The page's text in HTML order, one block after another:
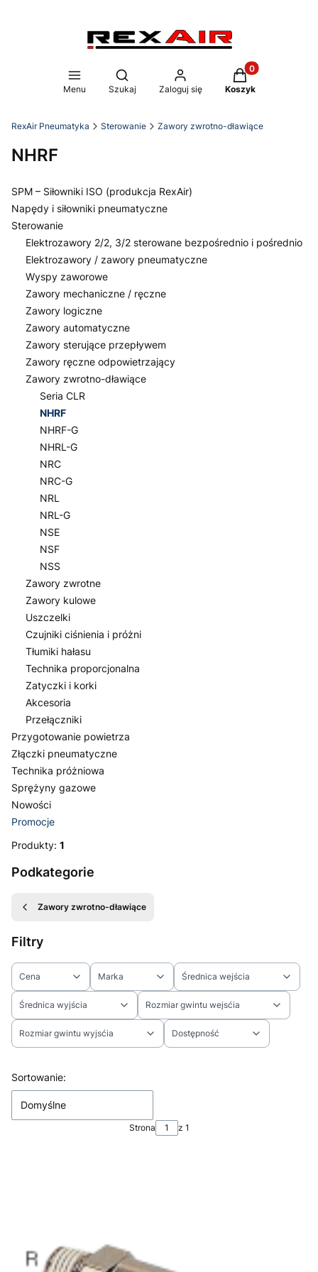
Menu
Otwórz wyszukiwarkę
Szukaj Zaloguj się
Produkty w
Koszyk
RexAir Pneumatyka Sterowanie Zawory zwrotno-dławiące
NHRF
SPM – Siłowniki ISO (produkcja RexAir)
Napędy i siłowniki pneumatyczne
Sterowanie
Elektrozawory 2/2, 3/2 sterowane bezpośrednio i pośrednio
Elektrozawory / zawory pneumatyczne
Wyspy zaworowe
Zawory mechaniczne / ręczne
Zawory logiczne
Zawory automatyczne
Zawory sterujące przepływem
Zawory ręczne odpowietrzający
Zawory zwrotno-dławiące
Seria CLR
NHRF
NHRF-G
NHRL-G
NRC
NRC-G
NRL
NRL-G
NSE
NSF
NSS
Zawory zwrotne
Zawory kulowe
Uszczelki
Czujniki ciśnienia i próżni
Tłumiki hałasu
Technika proporcjonalna
Zatyczki i korki
Akcesoria
Przełączniki
Przygotowanie powietrza
Złączki pneumatyczne
Technika próżniowa
Sprężyny gazowe
Nowości
Promocje
Koniec menu
Produkty: 1
Podkategorie
Zawory zwrotno-dławiące
Filtry
Cena Marka Średnica wejścia
Średnica wyjścia Rozmiar gwintu wejsćia
Rozmiar gwintu wyjsćia Dostępność
Lista produktów
Sortowanie:
Domyślne
Strona z 1